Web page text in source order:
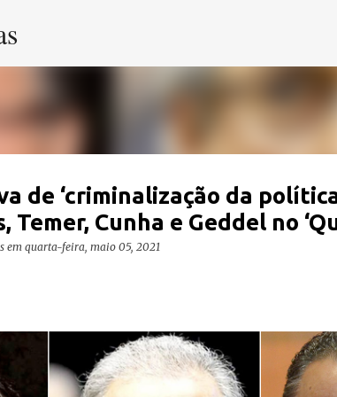
de ‘criminalização da
Temer, Cunha e Geddel no
em quarta-feira, maio 05, 2021